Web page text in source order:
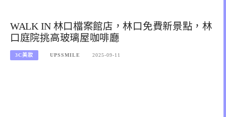
WALK IN 林口檔案館店，林口免費新景點，林
口庭院挑高玻璃屋咖啡廳
3C美妝 UPSSMILE 2025-09-11